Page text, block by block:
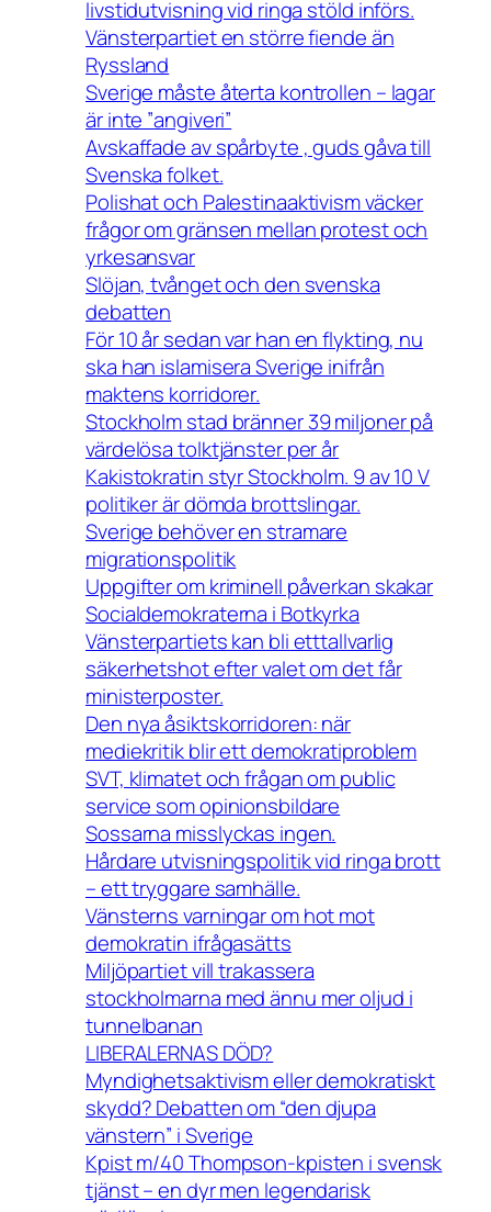
livstidutvisning vid ringa stöld införs.
Vänsterpartiet en större fiende än
Ryssland
Sverige måste återta kontrollen – lagar
är inte ”angiveri”
Avskaffade av spårbyte , guds gåva till
Svenska folket.
Polishat och Palestinaaktivism väcker
frågor om gränsen mellan protest och
yrkesansvar
Slöjan, tvånget och den svenska
debatten
För 10 år sedan var han en flykting, nu
ska han islamisera Sverige inifrån
maktens korridorer.
Stockholm stad bränner 39 miljoner på
värdelösa tolktjänster per år
Kakistokratin styr Stockholm. 9 av 10 V
politiker är dömda brottslingar.
Sverige behöver en stramare
migrationspolitik
Uppgifter om kriminell påverkan skakar
Socialdemokraterna i Botkyrka
Vänsterpartiets kan bli etttallvarlig
säkerhetshot efter valet om det får
ministerposter.
Den nya åsiktskorridoren: när
mediekritik blir ett demokratiproblem
SVT, klimatet och frågan om public
service som opinionsbildare
Sossarna misslyckas ingen.
Hårdare utvisningspolitik vid ringa brott
– ett tryggare samhälle.
Vänsterns varningar om hot mot
demokratin ifrågasätts
Miljöpartiet vill trakassera
stockholmarna med ännu mer oljud i
tunnelbanan
LIBERALERNAS DÖD?
Myndighetsaktivism eller demokratiskt
skydd? Debatten om “den djupa
vänstern” i Sverige
Kpist m/40 Thompson-kpisten i svensk
tjänst – en dyr men legendarisk